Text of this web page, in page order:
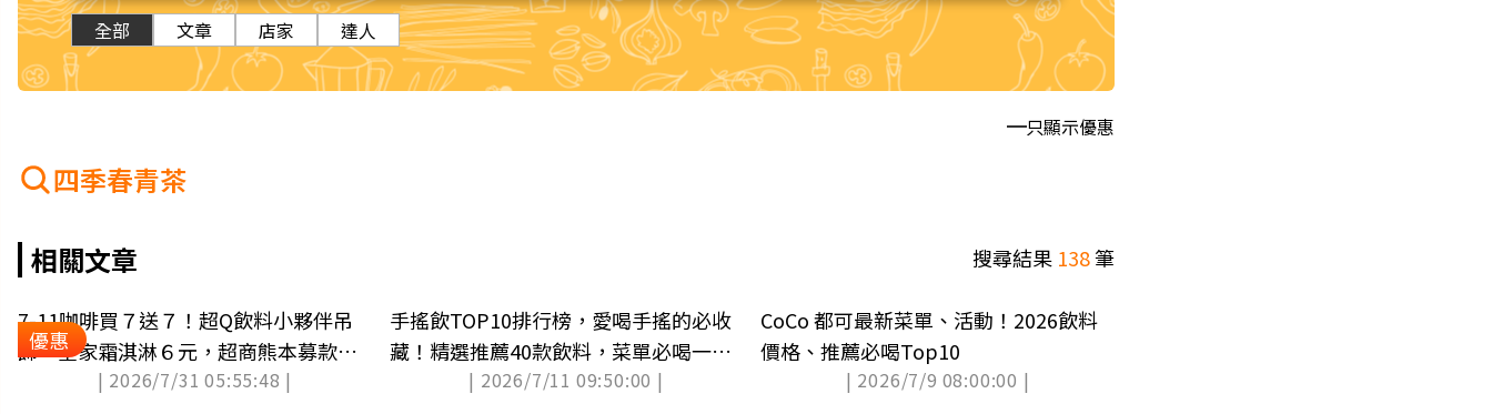
全部 文章 店家 達人
只顯示優惠
四季春青茶
相關文章 搜尋結果 138筆
優惠
7-11咖啡買７送７！超Q飲料小夥伴吊
飾、全家霜淇淋６元，超商熊本募款一
| 2026/7/31 05:55:48 |
手搖飲TOP10排行榜，愛喝手搖的必收
藏！精選推薦40款飲料，菜單必喝一次
| 2026/7/11 09:50:00 |
CoCo 都可最新菜單、活動！2026飲料
價格、推薦必喝Top10
| 2026/7/9 08:00:00 |